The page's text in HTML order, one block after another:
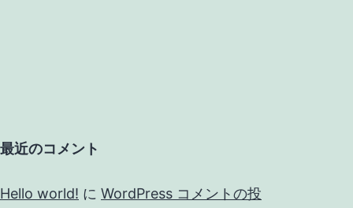
最近のコメント
Hello world! に WordPress コメントの投